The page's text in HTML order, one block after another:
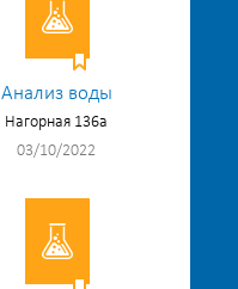
Анализ воды
Нагорная 136а
03/10/2022